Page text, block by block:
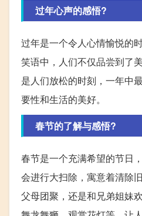
过年心声的感悟?
过年是一个令人心情愉悦的
笑语中，人们不仅品尝到了
是人们放松的时刻，一年中
要性和生活的美好。
春节的了解与感悟?
春节是一个充满希望的节日
会进行大扫除，寓意着清除
父母团聚，还是和兄弟姐妹